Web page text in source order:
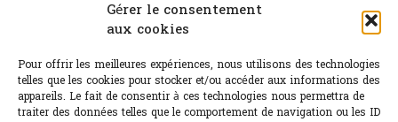
Gérer le consentement
aux cookies
Pour offrir les meilleures expériences, nous utilisons des technologies
telles que les cookies pour stocker et/ou accéder aux informations des
appareils. Le fait de consentir à ces technologies nous permettra de
traiter des données telles que le comportement de navigation ou les ID
Sélection de rosés 2026